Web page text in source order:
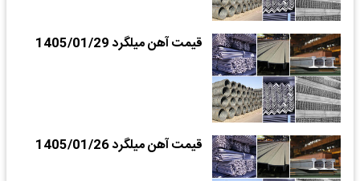
قیمت آهن میلگرد 1405/01/29
قیمت آهن میلگرد 1405/01/26